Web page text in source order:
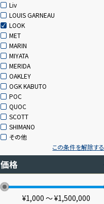
Liv
LOUIS GARNEAU
LOOK
MET
MARIN
MIYATA
MERIDA
OAKLEY
OGK KABUTO
POC
QUOC
SCOTT
SHIMANO
その他
この条件を解除する
価格
¥1,000 〜¥1,500,000